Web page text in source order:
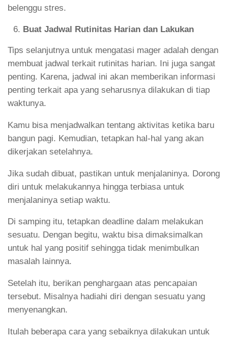
belenggu stres.
Buat Jadwal Rutinitas Harian dan Lakukan
Tips selanjutnya untuk mengatasi mager adalah dengan
membuat jadwal terkait rutinitas harian. Ini juga sangat
penting. Karena, jadwal ini akan memberikan informasi
penting terkait apa yang seharusnya dilakukan di tiap
waktunya.
Kamu bisa menjadwalkan tentang aktivitas ketika baru
bangun pagi. Kemudian, tetapkan hal-hal yang akan
dikerjakan setelahnya.
Jika sudah dibuat, pastikan untuk menjalaninya. Dorong
diri untuk melakukannya hingga terbiasa untuk
menjalaninya setiap waktu.
Di samping itu, tetapkan deadline dalam melakukan
sesuatu. Dengan begitu, waktu bisa dimaksimalkan
untuk hal yang positif sehingga tidak menimbulkan
masalah lainnya.
Setelah itu, berikan penghargaan atas pencapaian
tersebut. Misalnya hadiahi diri dengan sesuatu yang
menyenangkan.
Itulah beberapa cara yang sebaiknya dilakukan untuk